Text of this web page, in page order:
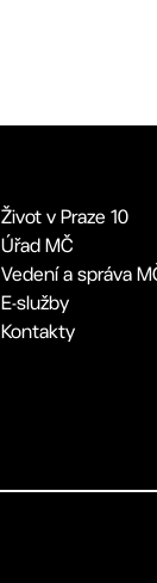
Život v Praze 10
Úřad MČ
Vedení a správa
E-služby
Kontakty